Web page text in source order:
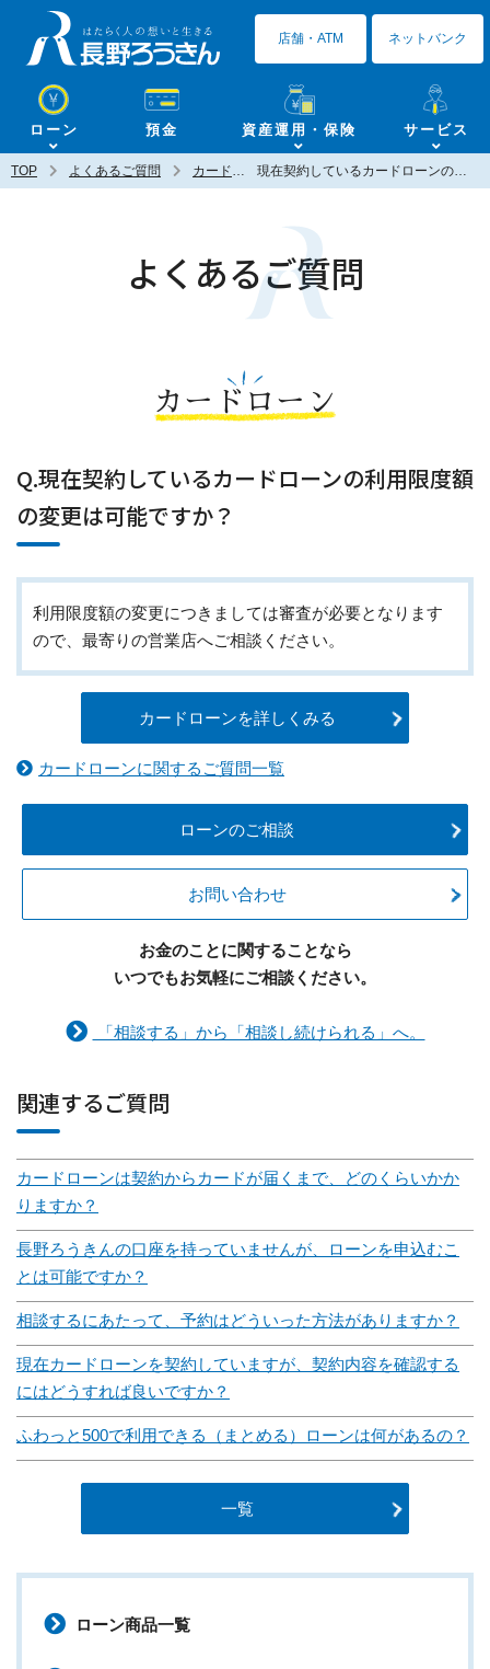
ローン 預金 資産運用・保険 サービス
店舗・ATM ネットバンク
TOP よくあるご質問 カードローン 現在契約しているカードローンの利用限度額の変更は可能ですか？
よくあるご質問
カードローン
Q.現在契約しているカードローンの利用限度額
の変更は可能ですか？
利用限度額の変更につきましては審査が必要となります
ので、最寄りの営業店へご相談ください。
カードローンを詳しくみる
カードローンに関するご質問一覧
ローンのご相談
お問い合わせ
お金のことに関することなら
いつでもお気軽にご相談ください。
「相談する」から「相談し続けられる」へ。
関連するご質問
カードローンは契約からカードが届くまで、どのくらいかか
りますか？
長野ろうきんの口座を持っていませんが、ローンを申込むこ
とは可能ですか？
相談するにあたって、予約はどういった方法がありますか？
現在カードローンを契約していますが、契約内容を確認する
にはどうすれば良いですか？
ふわっと500で利用できる（まとめる）ローンは何があるの？
一覧
ローン商品一覧